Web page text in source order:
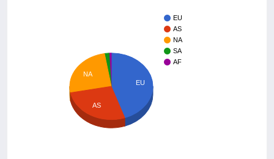
EU
AS
NA
SA
AF
EU
NA
AS